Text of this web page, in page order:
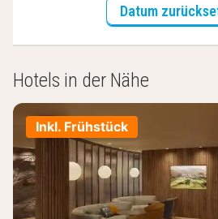
Datum
Hotels in der Nähe
Inkl. Frühstück